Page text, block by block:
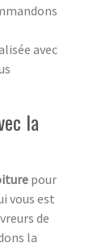
avec
la
pour
vous est
de
la